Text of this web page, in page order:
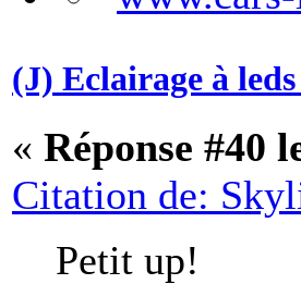
(J) Eclairage à
« Réponse #40
Citation de:
Petit up!